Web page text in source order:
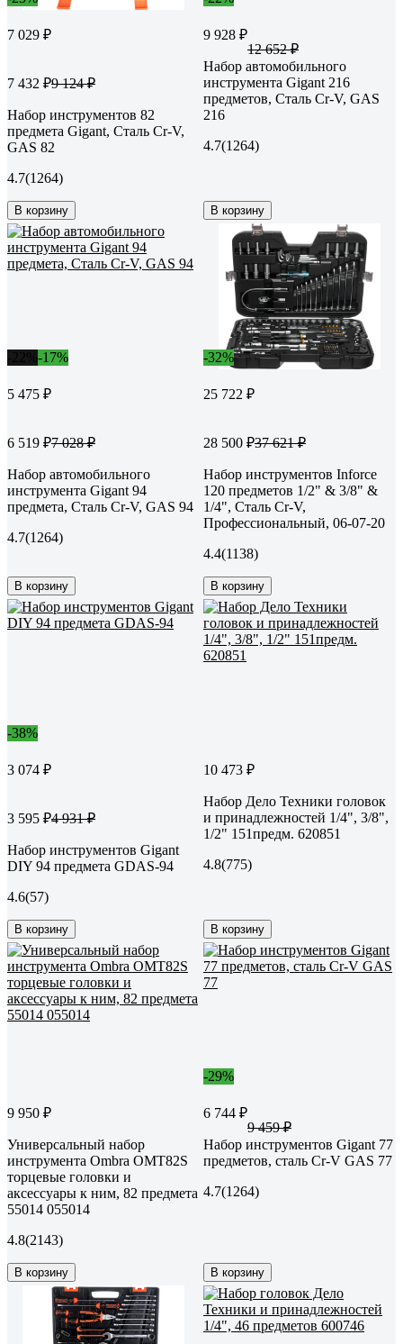
7 029 ₽
7 432 ₽9 124 ₽
Набор инструментов 82
предмета Gigant, Сталь Cr-V,
GAS 82
4.7(1264)
В корзину
9 928 ₽
12 652 ₽
Набор автомобильного
инструмента Gigant 216
предметов, Сталь Cr-V, GAS
216
4.7(1264)
В корзину
-17%
5 475 ₽
6 519 ₽7 028 ₽
Набор автомобильного
инструмента Gigant 94
предмета, Сталь Cr-V, GAS 94
4.7(1264)
В корзину
-32%
25 722 ₽
28 500 ₽37 621 ₽
Набор инструментов Inforce
120 предметов 1/2" & 3/8" &
1/4", Сталь Cr-V,
Профессиональный, 06-07-20
4.4(1138)
В корзину
-38%
3 074 ₽
3 595 ₽4 931 ₽
Набор инструментов Gigant
DIY 94 предмета GDAS-94
4.6(57)
В корзину
10 473 ₽
Набор Дело Техники головок
и принадлежностей 1/4", 3/8",
1/2" 151предм. 620851
4.8(775)
В корзину
9 950 ₽
Универсальный набор
инструмента Ombra OMT82S
торцевые головки и
аксессуары к ним, 82 предмета
55014 055014
4.8(2143)
В корзину
-29%
6 744 ₽
9 459 ₽
Набор инструментов Gigant 77
предметов, сталь Cr-V GAS 77
4.7(1264)
В корзину